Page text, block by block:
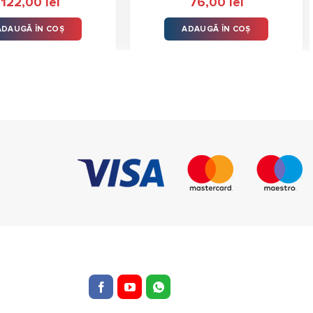
ÎN COȘ ADAUGĂ ÎN COȘ